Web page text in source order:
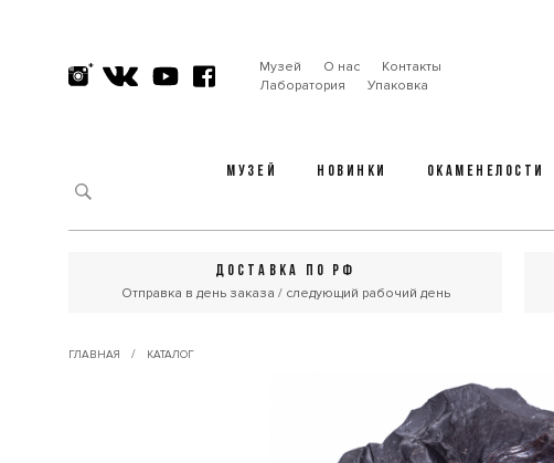
Музей О нас
Контакты
Лаборатория
Упаковка
МУЗЕЙ НОВИНКИ ОКАМЕНЕЛОСТИ
ДОСТАВКА ПО РФ
Отправка в день заказа / следующий рабочий день
ГЛАВНАЯ / КАТАЛОГ